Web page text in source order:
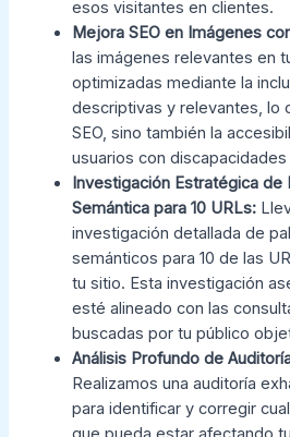
esos visitantes en clientes.
Mejora SEO en Imágenes
las imágenes relevantes en
optimizadas mediante la
descriptivas y relevantes, lo
SEO, sino también la
usuarios con discapacidades
Investigación Estratégica de
Semántica para 10 URLs:
investigación detallada de
semánticos para 10 de las
tu sitio. Esta investigación
esté alineado con las
buscadas por tu público
Análisis Profundo de
Realizamos una auditoría
para identificar y corregir